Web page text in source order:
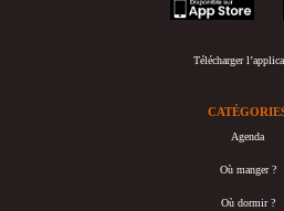
Télécharger
Agenda
Où manger ?
Où dormir ?